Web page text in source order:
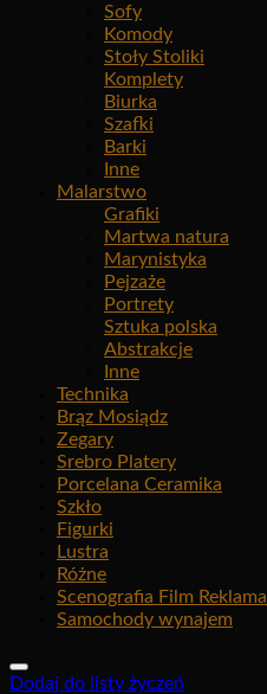
Sofy
Komody
Stoły Stoliki
Komplety
Biurka
Szafki
Barki
Inne
Malarstwo
Grafiki
Martwa natura
Marynistyka
Pejzaże
Portrety
Sztuka polska
Abstrakcje
Inne
Technika
Brąz Mosiądz
Zegary
Srebro Platery
Porcelana Ceramika
Szkło
Figurki
Lustra
Różne
Scenografia Film Reklama
Samochody wynajem
Dodaj do listy życzeń